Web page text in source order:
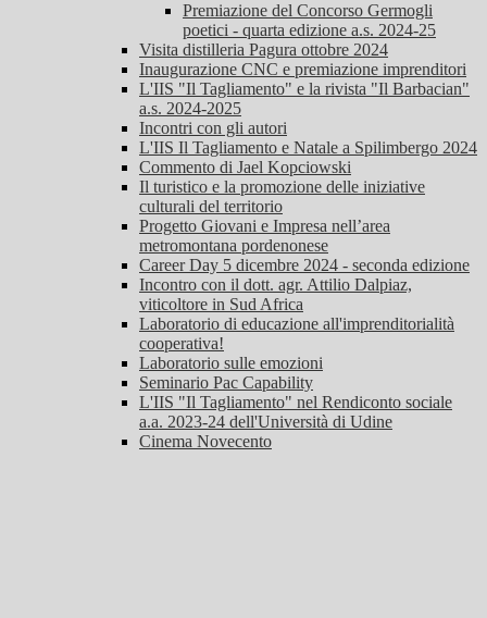
Premiazione del Concorso Germogli
poetici - quarta edizione a.s. 2024-25
Visita distilleria Pagura ottobre 2024
Inaugurazione CNC e premiazione imprenditori
L'IIS "Il Tagliamento" e la rivista "Il Barbacian"
a.s. 2024-2025
Incontri con gli autori
L'IIS Il Tagliamento e Natale a Spilimbergo 2024
Commento di Jael Kopciowski
Il turistico e la promozione delle iniziative
culturali del territorio
Progetto Giovani e Impresa nell’area
metromontana pordenonese
Career Day 5 dicembre 2024 - seconda edizione
Incontro con il dott. agr. Attilio Dalpiaz,
viticoltore in Sud Africa
Laboratorio di educazione all'imprenditorialità
cooperativa!
Laboratorio sulle emozioni
Seminario Pac Capability
L'IIS "Il Tagliamento" nel Rendiconto sociale
a.a. 2023-24 dell'Università di Udine
Cinema Novecento